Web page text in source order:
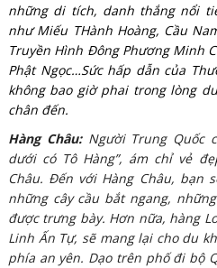
những di tích, danh thắng nổi
như Miếu THành Hoàng, Cầu
Truyền Hình Đông Phương Minh
Phật Ngọc…Sức hấp dẫn của
không bao giờ phai trong lòng
chân đến.
Hàng Châu:Người Trung Quốc
dưới có Tô Hàng”, ám chỉ vẻ
Châu. Đến với Hàng Châu, bạn
những cây cầu bắt ngang,
được trưng bày. Hơn nữa, hàng
Linh Ấn Tự, sẽ mang lại cho du
phía an yên. Dạo trên phố đi bộ